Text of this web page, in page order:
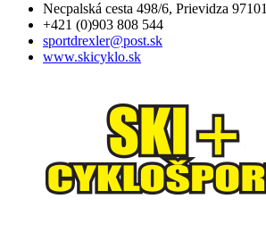
Necpalská cesta 498/6, Prievidza 97101
+421 (0)903 808 544
sportdrexler@post.sk
www.skicyklo.sk